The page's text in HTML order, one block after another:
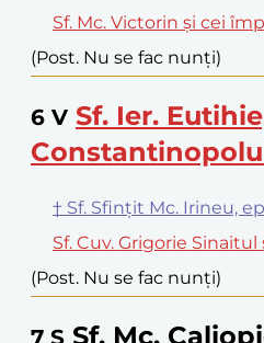
Sf. Mc. Victorin și cei
(Post. Nu se fac nunți)
6 V Sf. Ier.
† Sf. Sfințit Mc. Irineu,
Sf. Cuv. Grigorie
(Post. Nu se fac nunți)
Sf. Mc.